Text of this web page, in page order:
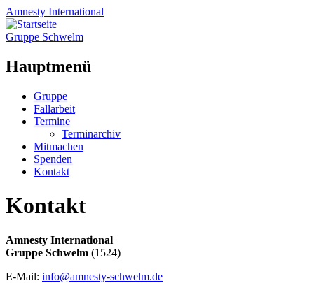
Amnesty International
Gruppe Schwelm
Hauptmenü
Zum
Inhalt
springen
Gruppe
Fallarbeit
Termine
Terminarchiv
Mitmachen
Spenden
Kontakt
Kontakt
Amnesty International
Gruppe Schwelm (1524)
E-Mail: info@amnesty-schwelm.de